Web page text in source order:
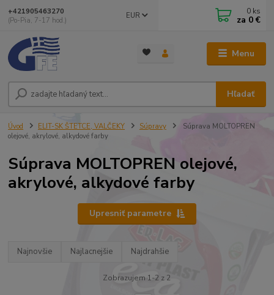
Menu
EUR
Hľadať
+421905463270
(Po-Pia, 7-17 hod.)
0 ks
za 0 €
Úvod ELIT-SK ŠTETCE, VALČEKY Súpravy
Súprava MOLTOPREN
olejové, akrylové, alkydové farby
Súprava MOLTOPREN olejové,
akrylové, alkydové farby
Upresniť parametre
Najnovšie Najlacnejšie Najdrahšie
Zobrazujem 1-2 z 2